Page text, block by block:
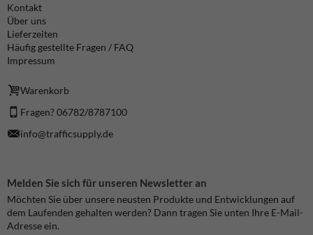
Kontakt
Über uns
Lieferzeiten
Häufig gestellte Fragen / FAQ
Impressum
Warenkorb
Fragen? 06782/8787100
info@trafficsupply.de
Melden Sie sich für unseren Newsletter an
Möchten Sie über unsere neusten Produkte und Entwicklungen auf
dem Laufenden gehalten werden? Dann tragen Sie unten Ihre E-Mail-
Adresse ein.